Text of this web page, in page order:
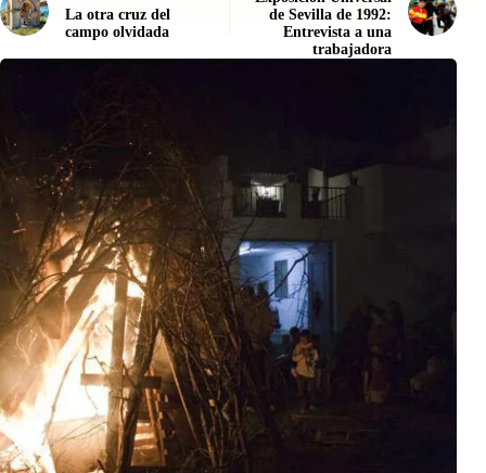
La otra cruz del
campo olvidada
de Sevilla de 1992:
Entrevista a una
trabajadora